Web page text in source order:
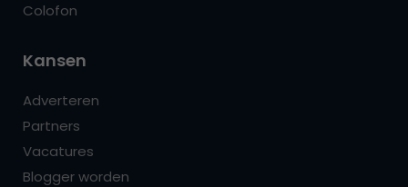
Colofon
Kansen
Adverteren
Partners
Vacatures
Blogger worden